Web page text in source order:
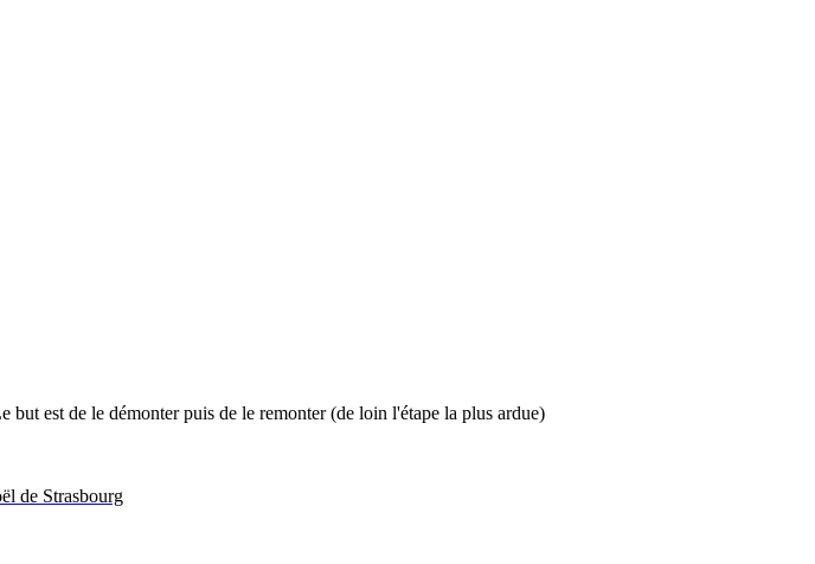
but est de le démonter puis de le remonter (de loin l'étape la plus ardue)
de Strasbourg